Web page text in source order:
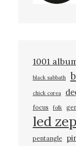
1001
black sabbath
chick corea
focus folk
led
pentangle